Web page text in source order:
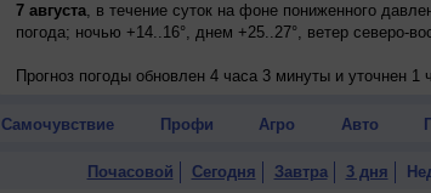
7 августа, в течение суток на фоне пониженного
погода; ночью +14..16°, днем +25..27°, ветер северо-
Прогноз погоды обновлен 4 часа 3 минуты и уточнен 1
Самочувствие Профи Агро Авто
Почасовой Сегодня Завтра 3 дня